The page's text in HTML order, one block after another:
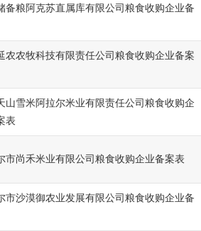
备粮阿克苏直属库有限公司粮食收购企业备
农农牧科技有限责任公司粮食收购企业备案
山雪米阿拉尔米业有限责任公司粮食收购企
表
市尚禾米业有限公司粮食收购企业备案表
市沙漠御农业发展有限公司粮食收购企业备